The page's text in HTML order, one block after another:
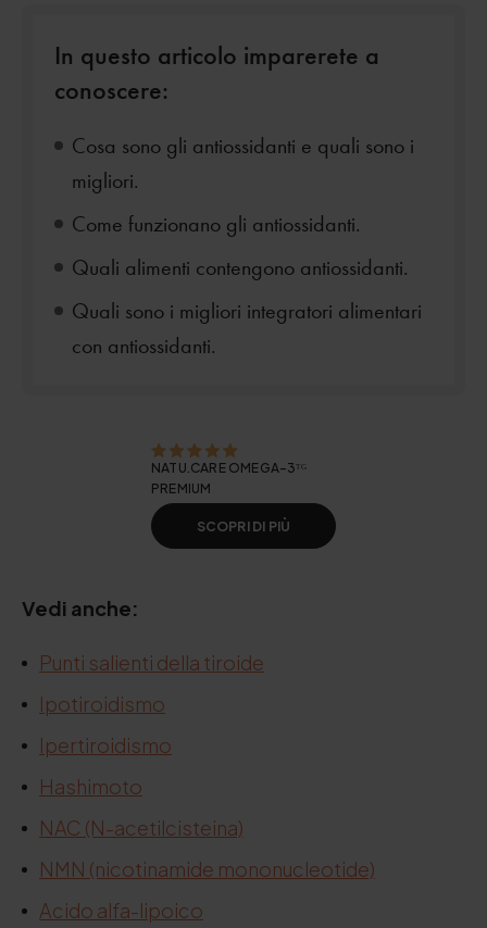
In questo articolo imparerete a
conoscere:
Cosa sono gli antiossidanti e quali sono i
migliori.
Come funzionano gli antiossidanti.
Quali alimenti contengono antiossidanti.
Quali sono i migliori integratori alimentari
con antiossidanti.
NATU.CARE OMEGA-3ᵀᴳ
PREMIUM
SCOPRI DI PIÙ
Vedi anche:
Punti salienti della tiroide
Ipotiroidismo
Ipertiroidismo
Hashimoto
NAC (N-acetilcisteina)
NMN (nicotinamide mononucleotide)
Acido alfa-lipoico